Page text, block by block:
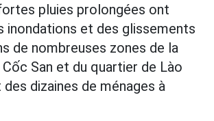
pluies prolongées ont
inondations et des glissements
de nombreuses zones de la
San et du quartier de Lào
des dizaines de ménages à